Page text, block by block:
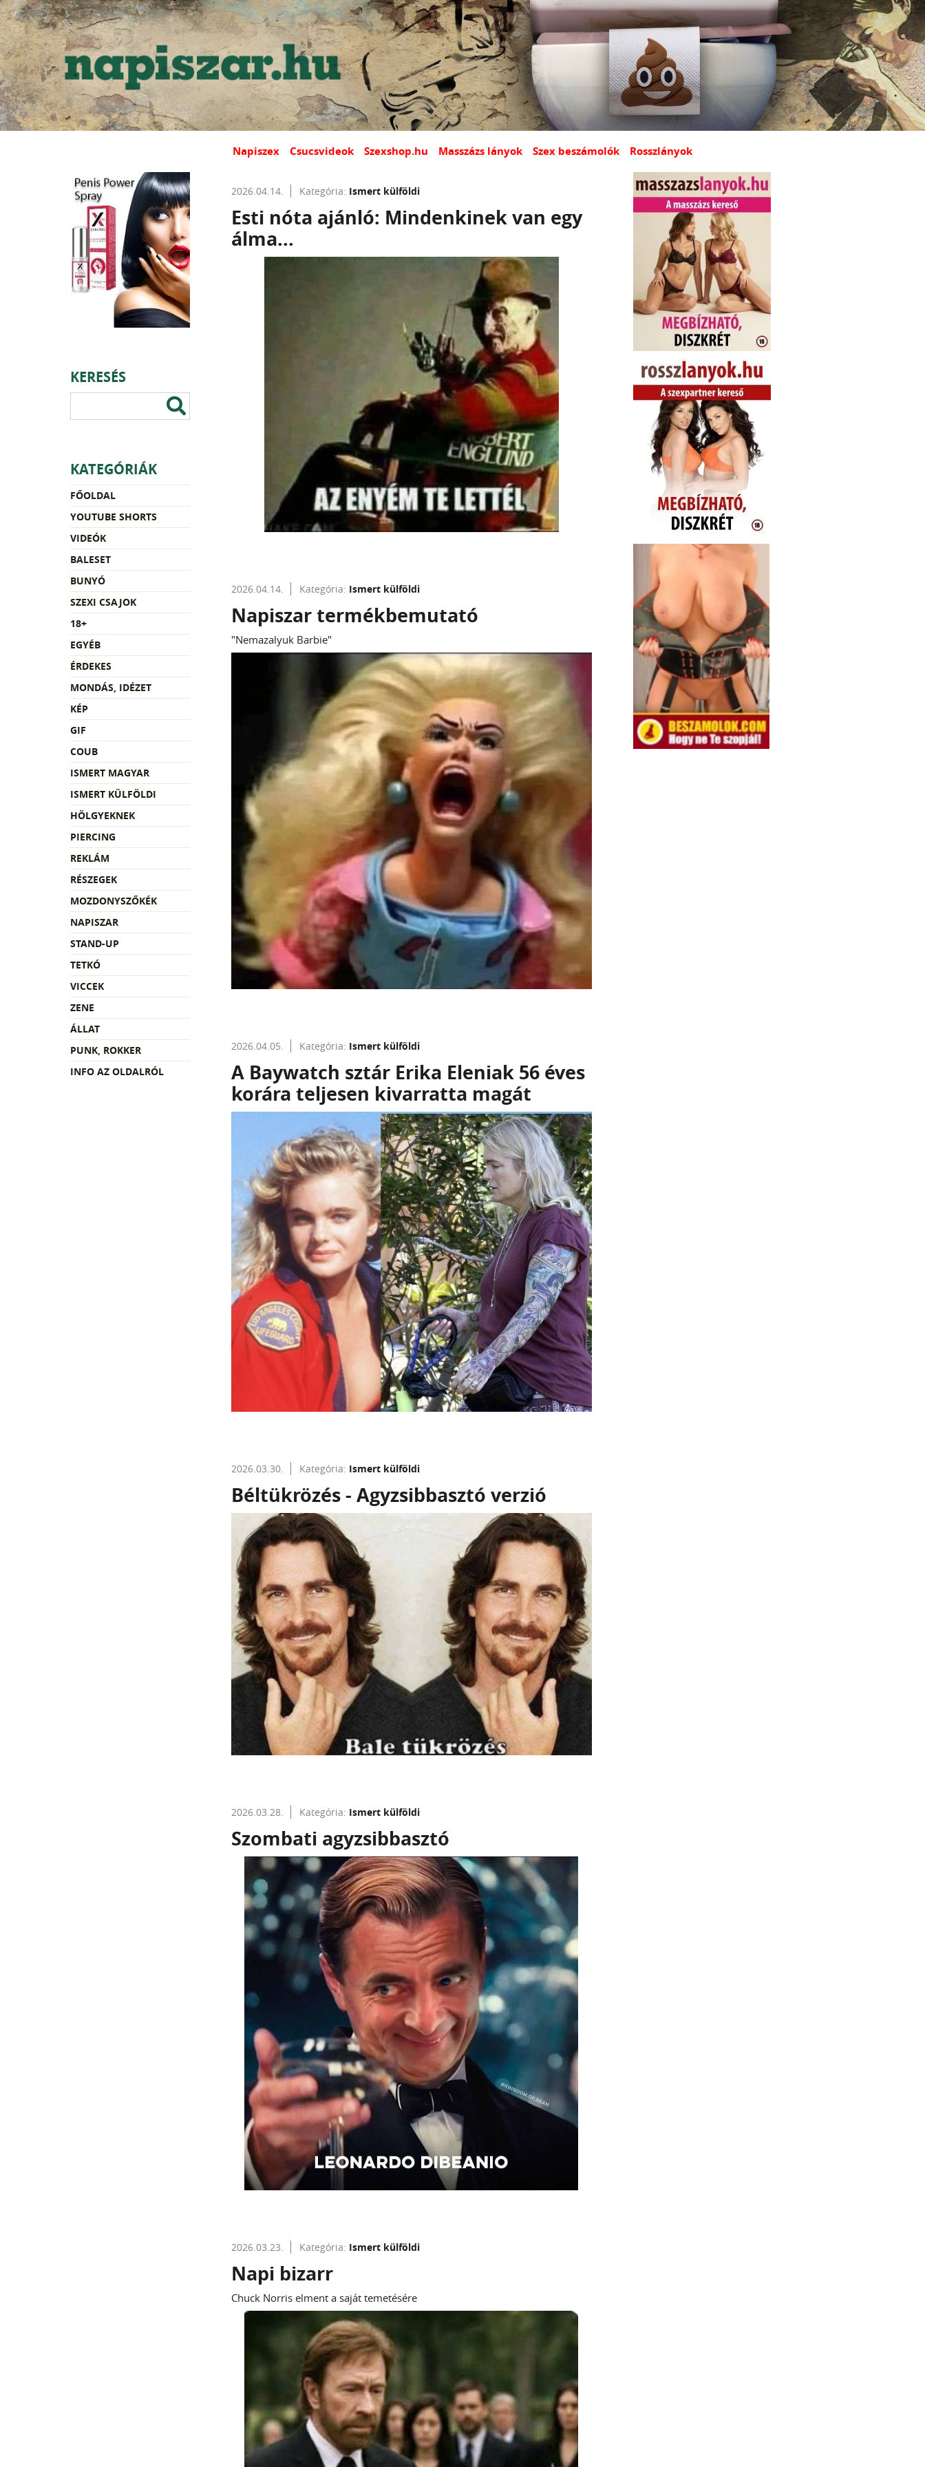
Napiszex Csucsvideok Szexshop.hu Masszázs lányok Szex beszámolók Rosszlányok
KERESÉS
KATEGÓRIÁK
FŐOLDAL
YOUTUBE SHORTS
VIDEÓK
BALESET
BUNYÓ
SZEXI CSAJOK
18+
EGYÉB
ÉRDEKES
MONDÁS, IDÉZET
KÉP
GIF
COUB
ISMERT MAGYAR
ISMERT KÜLFÖLDI
HÖLGYEKNEK
PIERCING
REKLÁM
RÉSZEGEK
MOZDONYSZŐKÉK
NAPISZAR
STAND-UP
TETKÓ
VICCEK
ZENE
ÁLLAT
PUNK, ROKKER
INFO AZ OLDALRÓL
2026.04.14. Kategória: Ismert külföldi
Esti nóta ajánló: Mindenkinek van egy
álma...
2026.04.14. Kategória: Ismert külföldi
Napiszar termékbemutató
"Nemazalyuk Barbie"
2026.04.05. Kategória: Ismert külföldi
A Baywatch sztár Erika Eleniak 56 éves
korára teljesen kivarratta magát
2026.03.30. Kategória: Ismert külföldi
Béltükrözés - Agyzsibbasztó verzió
2026.03.28. Kategória: Ismert külföldi
Szombati agyzsibbasztó
2026.03.23. Kategória: Ismert külföldi
Napi bizarr
Chuck Norris elment a saját temetésére